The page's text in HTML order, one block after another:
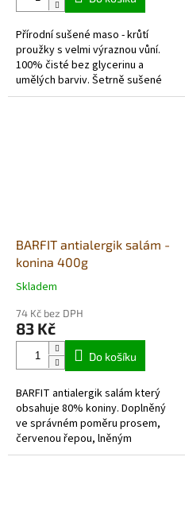
hvězdiček.
Přírodní sušené maso - krůtí
proužky s velmi výraznou vůní.
100% čisté bez glycerinu a
umělých barviv. Šetrně sušené
vzduchem v potravinářské
BARFIT antialergik salám -
konina 400g
Průměrné
produktu
je
hvězdiček.
Skladem
74 Kč bez DPH
83 Kč
Do košíku
BARFIT antialergik salám který
obsahuje 80% koniny. Doplněný
ve správném poměru prosem,
červenou řepou, lněným
semínkem,